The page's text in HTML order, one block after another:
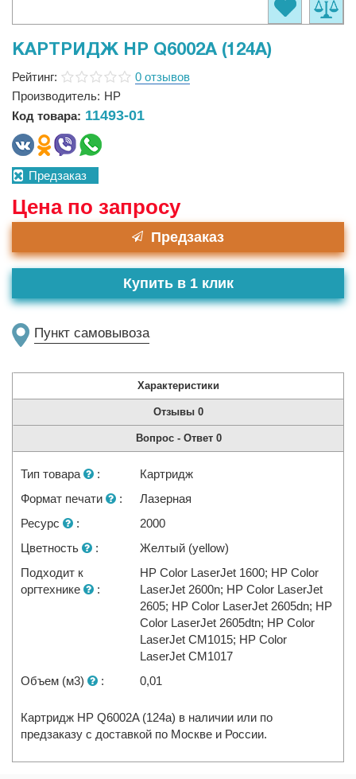
КАРТРИДЖ HP Q6002A (124A)
Рейтинг:
0 отзывов
Производитель: HP
Код товара: 11493-01
Предзаказ
Цена по запросу
Предзаказ
Пункт самовывоза
Купить в 1 клик
Характеристики
Отзывы 0
Вопрос - Ответ 0
Тип товара :
Картридж
Формат печати
:
Лазерная
Ресурс
:
2000
Цветность
:
Желтый (yellow)
Подходит к
оргтехнике
:
HP Color LaserJet 1600; HP Color
LaserJet 2600n; HP Color LaserJet
2605; HP Color LaserJet 2605dn; HP
Color LaserJet 2605dtn; HP Color
LaserJet CM1015; HP Color
LaserJet CM1017
Объем (м3)
: 0,01
Картридж HP Q6002A (124a) в наличии или по
предзаказу с доставкой по Москве и России.